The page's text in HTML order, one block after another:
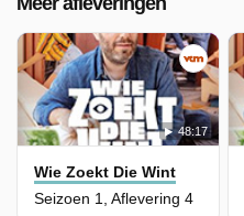
48:17
Wie Zoekt Die Wint
Seizoen 1, Aflevering 4